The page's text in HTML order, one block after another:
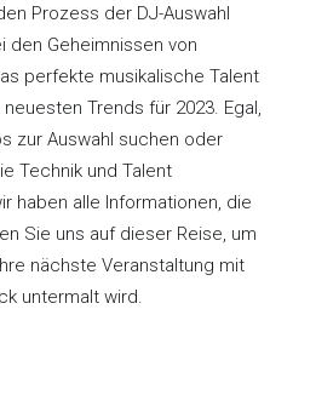
Prozess der DJ-Auswahl
den Geheimnissen von
perfekte musikalische Talent
Trends für 2023. Egal,
zur Auswahl suchen oder
Technik und Talent
haben alle Informationen, die
Sie uns auf dieser Reise, um
nächste Veranstaltung mit
untermalt wird.